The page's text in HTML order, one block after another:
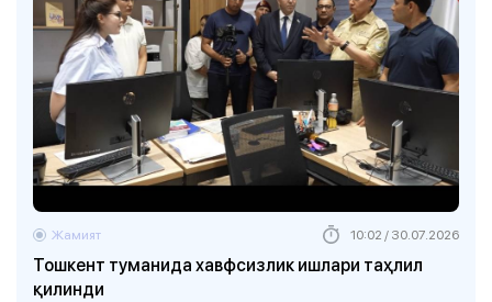
Тошкент туманида хавфсизлик ишлари таҳлил
қилинди
Жамият 10:02 / 30.07.2026